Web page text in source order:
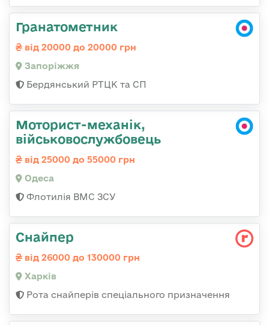
Гранатометник
від 20000 до 20000 грн
Запоріжжя
Бердянський РТЦК та СП
Моторист-механік,
військовослужбовець
від 25000 до 55000 грн
Одеса
Флотилія ВМС ЗСУ
Снайпер
від 26000 до 130000 грн
Харків
Рота снайперів спеціального призначення